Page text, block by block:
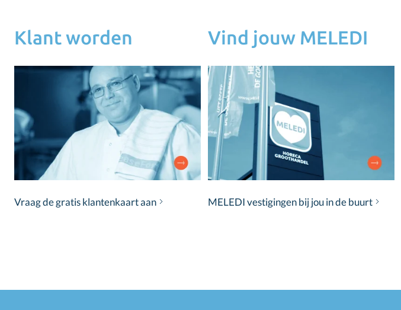
Klant worden
Vraag de gratis klantenkaart aan
Vind jouw MELEDI
MELEDI vestigingen bij jou in de buurt